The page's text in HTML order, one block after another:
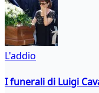
L'addio
I funerali di Luigi